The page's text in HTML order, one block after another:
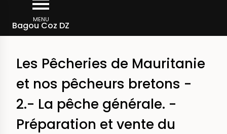
contenu
MENU
Bagou Coz DZ
d'Ariane
Rechercher dans la presse
Les Pêcheries de Mauritanie
et nos pêcheurs bretons -
2.- La pêche générale. -
Préparation et vente du